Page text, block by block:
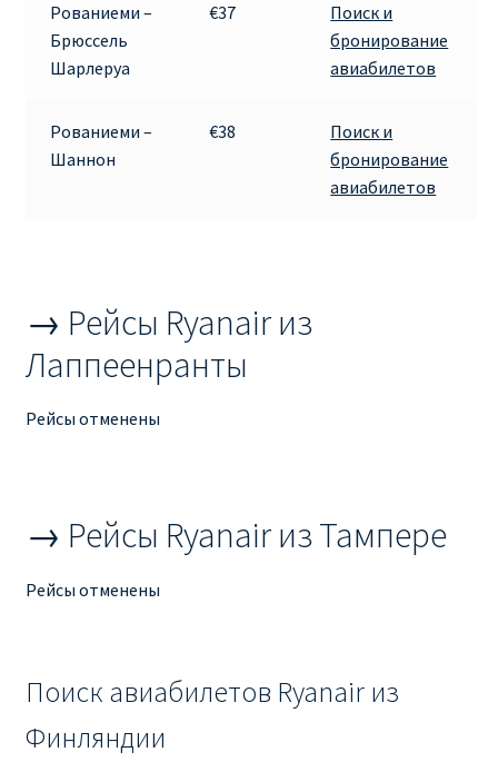
ПРАВИЛА РЕГИСТРАЦИИ
Регистрация ребенка на рейс RYANAIR
Рим
Райнэйр на русском
О сайте
Рованиеми –
Брюссель
Шарлеруа
€37
Поиск и
бронирование
авиабилетов
Рованиеми –
Шаннон
€38
Поиск и
бронирование
авиабилетов
→ Рейсы Ryanair из
Лаппеенранты
Рейсы отменены
→ Рейсы Ryanair из Тампере
Рейсы отменены
Поиск авиабилетов Ryanair из
Финляндии